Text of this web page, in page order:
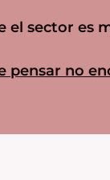
el sector es
pensar no